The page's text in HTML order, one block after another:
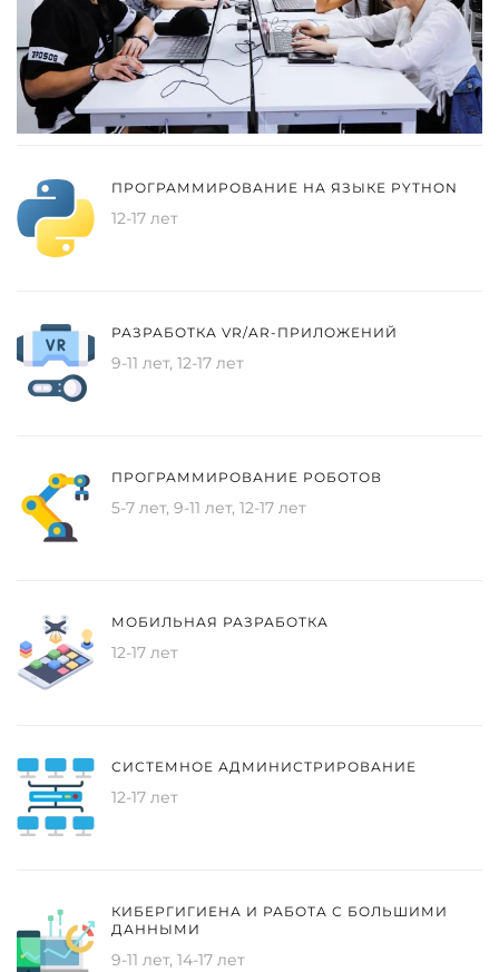
ПРОГРАММИРОВАНИЕ НА ЯЗЫКЕ PYTHON
12-17 лет
РАЗРАБОТКА VR/AR-ПРИЛОЖЕНИЙ
9-11 лет, 12-17 лет
ПРОГРАММИРОВАНИЕ РОБОТОВ
5-7 лет, 9-11 лет, 12-17 лет
МОБИЛЬНАЯ РАЗРАБОТКА
12-17 лет
СИСТЕМНОЕ АДМИНИСТРИРОВАНИЕ
12-17 лет
КИБЕРГИГИЕНА И РАБОТА С БОЛЬШИМИ
ДАННЫМИ
9-11 лет, 14-17 лет